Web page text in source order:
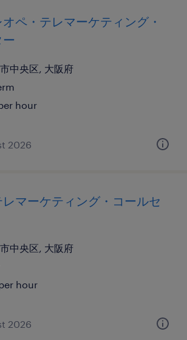
ペ・テレマーケティング・
中央区, 大阪府
hour
2026
マーケティング・コールセ
中央区, 大阪府
hour
2026